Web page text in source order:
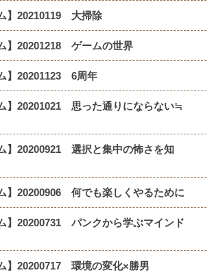
】20210119 大掃除
】20201218 ゲームの世界
】20201123 6周年
】20201021 思った通りにならない≒
】20200921 選択と集中の怖さを知
】20200906 何でも楽しくやるために
】20200731 パンクから学ぶマインド
】20200717 環境の変化×勝男